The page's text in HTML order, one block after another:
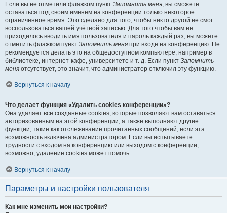
Если вы не отметили флажком пункт Запомнить меня, вы сможете
оставаться под своим именем на конференции только некоторое
ограниченное время. Это сделано для того, чтобы никто другой не смог
воспользоваться вашей учётной записью. Для того чтобы вам не
приходилось вводить имя пользователя и пароль каждый раз, вы можете
отметить флажком пункт Запомнить меня при входе на конференцию. Не
рекомендуется делать это на общедоступном компьютере, например в
библиотеке, интернет-кафе, университете и т. д. Если пункт Запомнить
меня отсутствует, это значит, что администратор отключил эту функцию.
Вернуться к началу
Что делает функция «Удалить cookies конференции»?
Она удаляет все созданные cookies, которые позволяют вам оставаться
авторизованным на этой конференции, а также выполняют другие
функции, такие как отслеживание прочитанных сообщений, если эта
возможность включена администратором. Если вы испытываете
трудности с входом на конференцию или выходом с конференции,
возможно, удаление cookies может помочь.
Вернуться к началу
Параметры и настройки пользователя
Как мне изменить мои настройки?